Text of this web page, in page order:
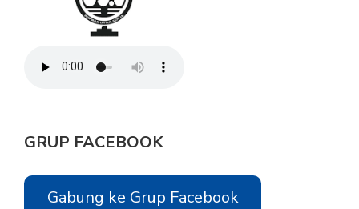
GRUP FACEBOOK
Gabung ke Grup Facebook